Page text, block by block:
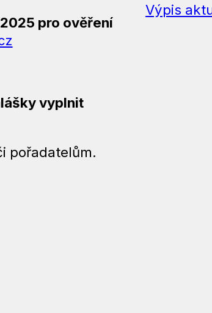
pro ověření
vyplnit
pořadatelům.
Výpis